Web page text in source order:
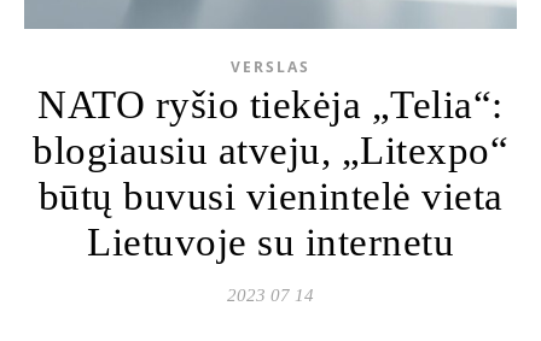
VERSLAS
NATO ryšio tiekėja „Telia“:
blogiausiu atveju, „Litexpo“
būtų buvusi vienintelė vieta
Lietuvoje su internetu
2023 07 14